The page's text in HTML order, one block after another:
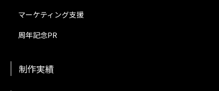
マーケティング支援
周年記念PR
制作実績